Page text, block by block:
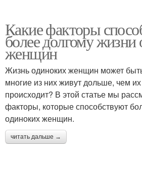
Какие факторы
более долгому жизни
женщин
Жизнь одиноких женщин может
многие из них живут дольше, чем
происходит? В этой статье мы
факторы, которые способствуют
одиноких женщин.
читать дальше →